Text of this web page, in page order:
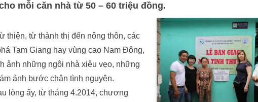
mỗi căn nhà từ 50 – 60 triệu đồng.
thiện, từ thành thị đến nông thôn, các
Tam Giang hay vùng cao Nam Đông,
ảnh những ngôi nhà xiêu vẹo, những
ảnh bước chân tình nguyện.
lòng ấy, từ tháng 4.2014, chương